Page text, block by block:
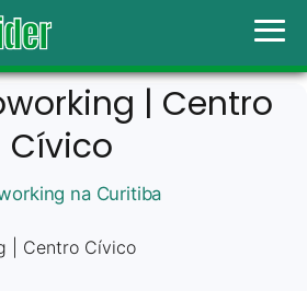
| Centro
Cívico
na Curitiba